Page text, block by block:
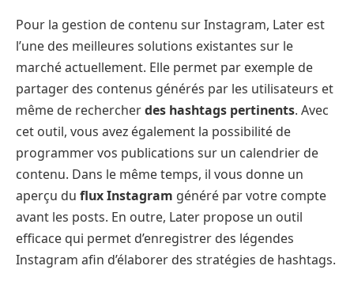
Pour la gestion de contenu sur Instagram, Later est
l’une des meilleures solutions existantes sur le
marché actuellement. Elle permet par exemple de
partager des contenus générés par les utilisateurs et
même de rechercherdes hashtags pertinents. Avec
cet outil, vous avez également la possibilité de
programmer vos publications sur un calendrier de
contenu. Dans le même temps, il vous donne un
aperçu du flux Instagram généré par votre compte
avant les posts. En outre, Later propose un outil
efficace qui permet d’enregistrer des légendes
Instagram afin d’élaborer des stratégies de hashtags.